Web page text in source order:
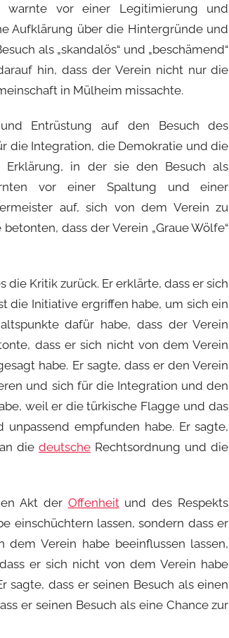
warnte vor einer Legitimierung und
Aufklärung über die Hintergründe und
als „skandalös“ und „beschämend“
hin, dass der Verein nicht nur die
in Mülheim missachte.
Entrüstung auf den Besuch des
die Integration, die Demokratie und die
Erklärung, in der sie den Besuch als
vor einer Spaltung und einer
auf, sich von dem Verein zu
dass der Verein „Graue Wölfe“
Kritik zurück. Er erklärte, dass er sich
die Initiative ergriffen habe, um sich ein
dafür habe, dass der Verein
dass er sich nicht von dem Verein
habe. Er sagte, dass er den Verein
und sich für die Integration und den
weil er die türkische Flagge und das
empfunden habe. Er sagte,
an diedeutsche Rechtsordnung und die
Akt der Offenheitund des Respekts
einschüchtern lassen, sondern dass er
Verein habe beeinflussen lassen,
er sich nicht von dem Verein habe
sagte, dass er seinen Besuch als einen
er seinen Besuch als eine Chance zur